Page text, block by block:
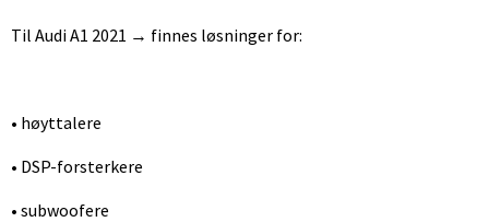
Til Audi A1 2021 → finnes løsninger for:
• høyttalere
• DSP-forsterkere
• subwoofere